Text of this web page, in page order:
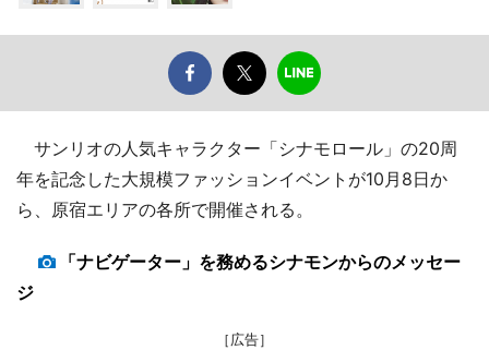
サンリオの人気キャラクター「シナモロール」の20周
年を記念した大規模ファッションイベントが10月8日か
ら、原宿エリアの各所で開催される。
「ナビゲーター」を務めるシナモンからのメッセー
ジ
［広告］